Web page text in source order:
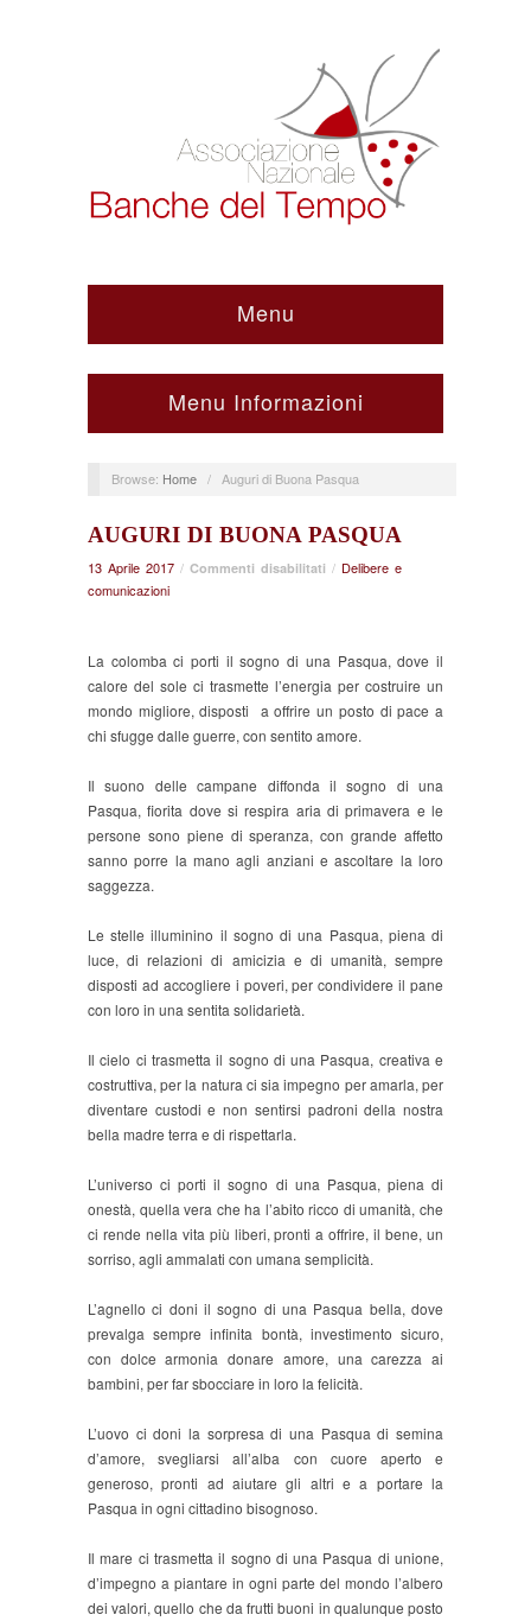
Menu
Menu Informazioni
Browse: Home / Auguri di Buona Pasqua
AUGURI DI BUONA PASQUA
13 Aprile 2017 / Commenti disabilitati su
Pasqua
/ Delibere e
comunicazioni
La colomba ci porti il sogno di una Pasqua, dove il
calore del sole ci trasmette l’energia per costruire un
mondo migliore, disposti a offrire un posto di pace a
chi sfugge dalle guerre, con sentito amore.
Il suono delle campane diffonda il sogno di una
Pasqua, fiorita dove si respira aria di primavera e le
persone sono piene di speranza, con grande affetto
sanno porre la mano agli anziani e ascoltare la loro
saggezza.
Le stelle illuminino il sogno di una Pasqua, piena di
luce, di relazioni di amicizia e di umanità, sempre
disposti ad accogliere i poveri, per condividere il pane
con loro in una sentita solidarietà.
Il cielo ci trasmetta il sogno di una Pasqua, creativa e
costruttiva, per la natura ci sia impegno per amarla, per
diventare custodi e non sentirsi padroni della nostra
bella madre terra e di rispettarla.
L’universo ci porti il sogno di una Pasqua, piena di
onestà, quella vera che ha l’abito ricco di umanità, che
ci rende nella vita più liberi, pronti a offrire, il bene, un
sorriso, agli ammalati con umana semplicità.
L’agnello ci doni il sogno di una Pasqua bella, dove
prevalga sempre infinita bontà, investimento sicuro,
con dolce armonia donare amore, una carezza ai
bambini, per far sbocciare in loro la felicità.
L’uovo ci doni la sorpresa di una Pasqua di semina
d’amore, svegliarsi all’alba con cuore aperto e
generoso, pronti ad aiutare gli altri e a portare la
Pasqua in ogni cittadino bisognoso.
Il mare ci trasmetta il sogno di una Pasqua di unione,
d’impegno a piantare in ogni parte del mondo l’albero
dei valori, quello che da frutti buoni in qualunque posto